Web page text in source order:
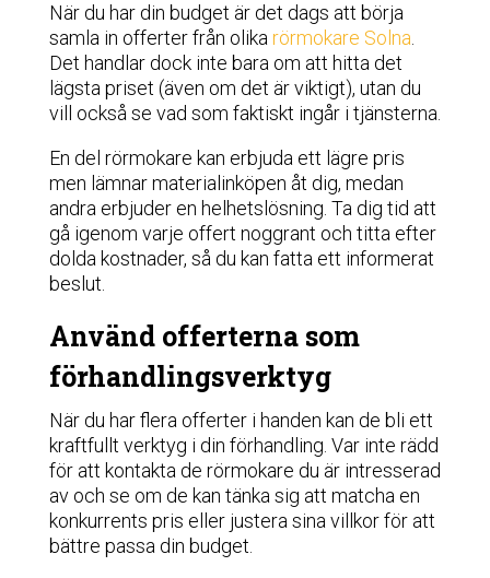
När du har din budget är det dags att börja
samla in offerter från olikarörmokare Solna.
Det handlar dock inte bara om att hitta det
lägsta priset (även om det är viktigt), utan du
vill också se vad som faktiskt ingår i tjänsterna.
En del rörmokare kan erbjuda ett lägre pris
men lämnar materialinköpen åt dig, medan
andra erbjuder en helhetslösning. Ta dig tid att
gå igenom varje offert noggrant och titta efter
dolda kostnader, så du kan fatta ett informerat
beslut.
Använd offerterna som
förhandlingsverktyg
När du har flera offerter i handen kan de bli ett
kraftfullt verktyg i din förhandling. Var inte rädd
för att kontakta de rörmokare du är intresserad
av och se om de kan tänka sig att matcha en
konkurrents pris eller justera sina villkor för att
bättre passa din budget.